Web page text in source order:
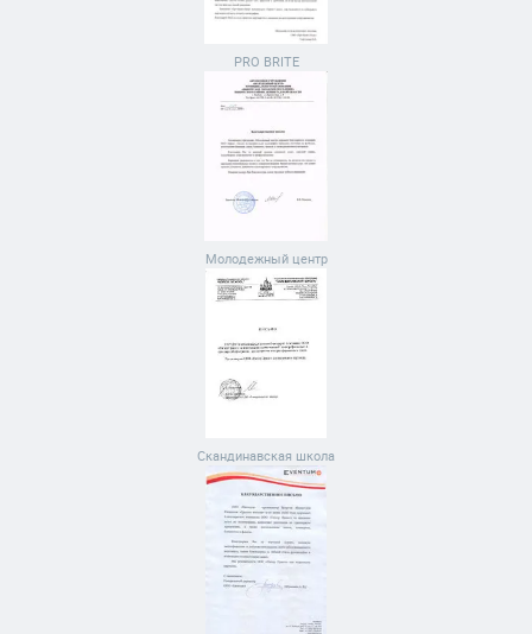
PRO BRITE
Молодежный центр
Скандинавская школа